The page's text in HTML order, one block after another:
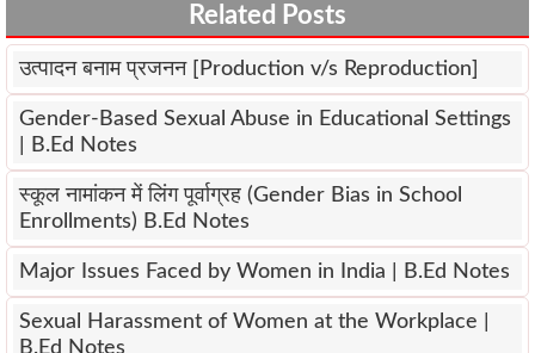
Related Posts
उत्पादन बनाम प्रजनन [Production v/s Reproduction]
Gender-Based Sexual Abuse in Educational Settings
| B.Ed Notes
स्कूल नामांकन में लिंग पूर्वाग्रह (Gender Bias in School
Enrollments) B.Ed Notes
Major Issues Faced by Women in India | B.Ed Notes
Sexual Harassment of Women at the Workplace |
B.Ed Notes